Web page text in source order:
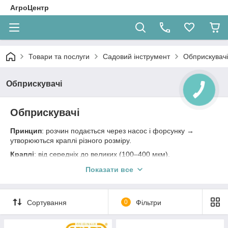
АгроЦентр
Товари та послуги Садовий інструмент Обприскувачі
Обприскувачі
Обприскувачі
Принцип: розчин подається через насос і форсунку →
утворюються краплі різного розміру.
Краплі: від середніх до великих (100–400 мкм).
причіпні та самохідні (для поля).
Показати все
Сортування 0 Фільтри
КНОПКА
ЗВ'ЯЗКУ